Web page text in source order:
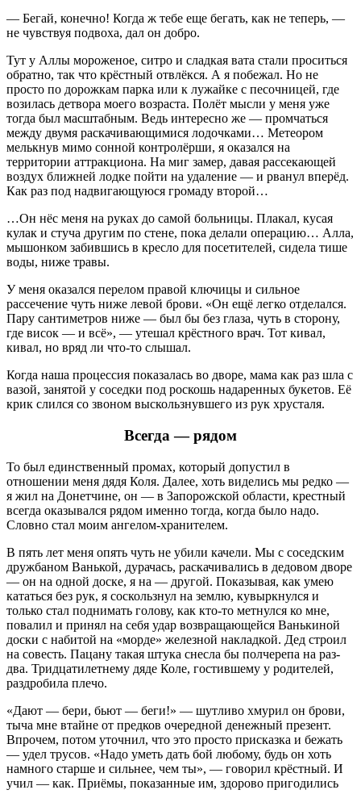
— Бегай, конечно! Когда ж тебе еще бегать, как не теперь, —
не чувствуя подвоха, дал он добро.
Тут у Аллы мороженое, ситро и сладкая вата стали проситься
обратно, так что крёстный отвлёкся. А я побежал. Но не
просто по дорожкам парка или к лужайке с песочницей, где
возилась детвора моего возраста. Полёт мысли у меня уже
тогда был масштабным. Ведь интересно же — промчаться
между двумя раскачивающимися лодочками… Метеором
мелькнув мимо сонной контролёрши, я оказался на
территории аттракциона. На миг замер, давая рассекающей
воздух ближней лодке пойти на удаление — и рванул вперёд.
Как раз под надвигающуюся громаду второй…
…Он нёс меня на руках до самой больницы. Плакал, кусая
кулак и стуча другим по стене, пока делали операцию… Алла,
мышонком забившись в кресло для посетителей, сидела тише
воды, ниже травы.
У меня оказался перелом правой ключицы и сильное
рассечение чуть ниже левой брови. «Он ещё легко отделался.
Пару сантиметров ниже — был бы без глаза, чуть в сторону,
где висок — и всё», — утешал крёстного врач. Тот кивал,
кивал, но вряд ли что-то слышал.
Когда наша процессия показалась во дворе, мама как раз шла с
вазой, занятой у соседки под роскошь надаренных букетов. Её
крик слился со звоном выскользнувшего из рук хрусталя.
Всегда — рядом
То был единственный промах, который допустил в
отношении меня дядя Коля. Далее, хоть виделись мы редко —
я жил на Донетчине, он — в Запорожской области, крестный
всегда оказывался рядом именно тогда, когда было надо.
Словно стал моим ангелом-хранителем.
В пять лет меня опять чуть не убили качели. Мы с соседским
дружбаном Ванькой, дурачась, раскачивались в дедовом дворе
— он на одной доске, я на — другой. Показывая, как умею
кататься без рук, я соскользнул на землю, кувыркнулся и
только стал поднимать голову, как кто-то метнулся ко мне,
повалил и принял на себя удар возвращающейся Ванькиной
доски с набитой на «морде» железной накладкой. Дед строил
на совесть. Пацану такая штука снесла бы полчерепа на раз-
два. Тридцатилетнему дяде Коле, гостившему у родителей,
раздробила плечо.
«Дают — бери, бьют — беги!» — шутливо хмурил он брови,
тыча мне втайне от предков очередной денежный презент.
Впрочем, потом уточнил, что это просто присказка и бежать
— удел трусов. «Надо уметь дать бой любому, будь он хоть
намного старше и сильнее, чем ты», — говорил крёстный. И
учил — как. Приёмы, показанные им, здорово пригодились